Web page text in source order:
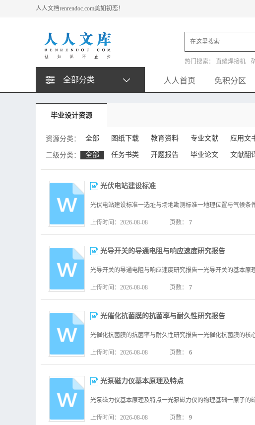
人人文档renrendoc.com美如初恋！
热门搜索： 直缝焊接机
全部分类 人人首页 免积分区
毕业设计资源
资源分类： 全部 图纸下载 教育资料 专业文献 应用文
二级分类： 全部 任务书类 开题报告 毕业论文 文献翻
光伏电站建设标准
上传时间：2026-08-08 页数： 7
光导开关的导通电阻与响应速度研究报告
上传时间：2026-08-08 页数： 7
光催化抗菌膜的抗菌率与耐久性研究报告
上传时间：2026-08-08 页数： 6
光泵磁力仪基本原理及特点
上传时间：2026-08-08 页数： 9